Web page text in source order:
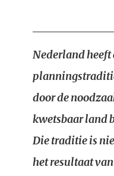
Nederland heeft
door de
kwetsbaar land
Die traditie is
het resultaat